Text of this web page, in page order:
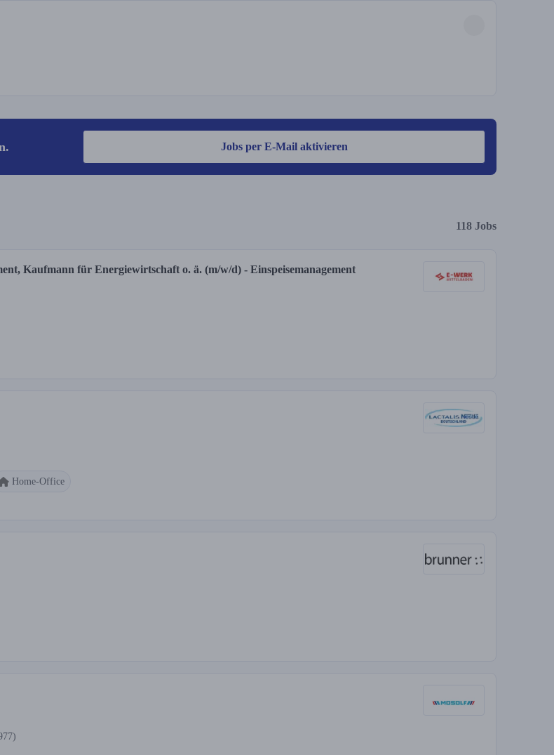
Jobs per E-Mail aktivieren
118 Jobs
Kaufmann für Energiewirtschaft o. ä. (m/w/d) - Einspeisemanagement
Home-Office